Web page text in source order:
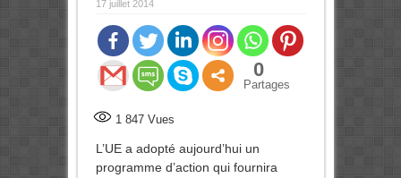
17 juillet 2014
0
Partages
1 847Vues
L’UE a adopté aujourd’hui un
programme d’action qui fournira